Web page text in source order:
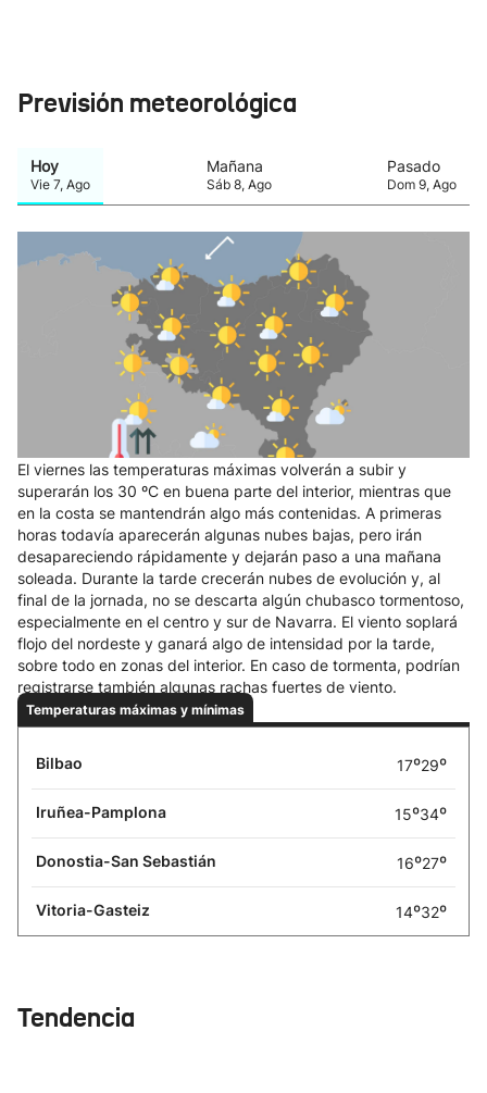
Previsión meteorológica
Hoy
Vie 7, Ago
Mañana
Sáb 8, Ago
Pasado
Dom 9, Ago
El viernes las temperaturas máximas volverán a subir y
superarán los 30 ºC en buena parte del interior, mientras que
en la costa se mantendrán algo más contenidas. A primeras
horas todavía aparecerán algunas nubes bajas, pero irán
desapareciendo rápidamente y dejarán paso a una mañana
soleada. Durante la tarde crecerán nubes de evolución y, al
final de la jornada, no se descarta algún chubasco tormentoso,
especialmente en el centro y sur de Navarra. El viento soplará
flojo del nordeste y ganará algo de intensidad por la tarde,
sobre todo en zonas del interior. En caso de tormenta, podrían
registrarse también algunas rachas fuertes de viento.
Temperaturas máximas y mínimas
Bilbao 17º29º
Iruñea-Pamplona 15º34º
Donostia-San Sebastián 16º27º
Vitoria-Gasteiz 14º32º
Tendencia